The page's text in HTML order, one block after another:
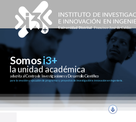
Somos
para la creación y ejecución de programas y proyectos de investigación e innovación en Ingeniería.
adscrita al Centro de Investigaciones y Desarrollo Científico
la unidad académica
i3+